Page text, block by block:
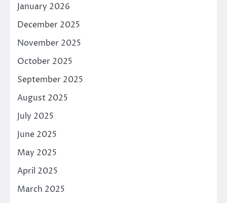
January 2026
December 2025
November 2025
October 2025
September 2025
August 2025
July 2025
June 2025
May 2025
April 2025
March 2025